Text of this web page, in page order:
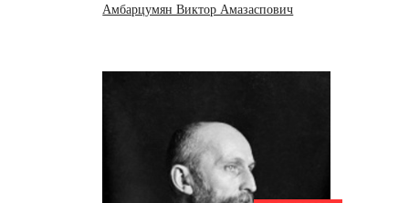
Амбарцумян Виктор Амазаспович